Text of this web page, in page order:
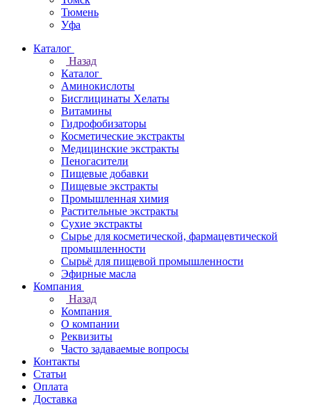
Тюмень
Уфа
Каталог
Назад
Каталог
Аминокислоты
Бисглицинаты Хелаты
Витамины
Гидрофобизаторы
Косметические экстракты
Медицинские экстракты
Пеногасители
Пищевые добавки
Пищевые экстракты
Промышленная химия
Растительные экстракты
Сухие экстракты
Сырье для косметической, фармацевтической
промышленности
Сырьё для пищевой промышленности
Эфирные масла
Компания
Назад
Компания
О компании
Реквизиты
Часто задаваемые вопросы
Контакты
Статьи
Оплата
Доставка